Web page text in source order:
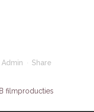
Admin Share